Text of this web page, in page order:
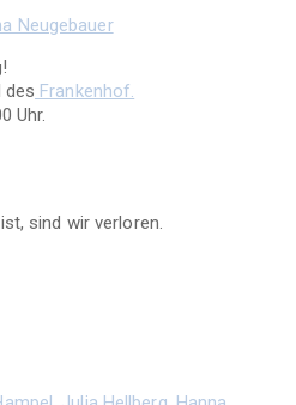
Neugebauer
des Frankenhof.
Uhr.
sind wir verloren.